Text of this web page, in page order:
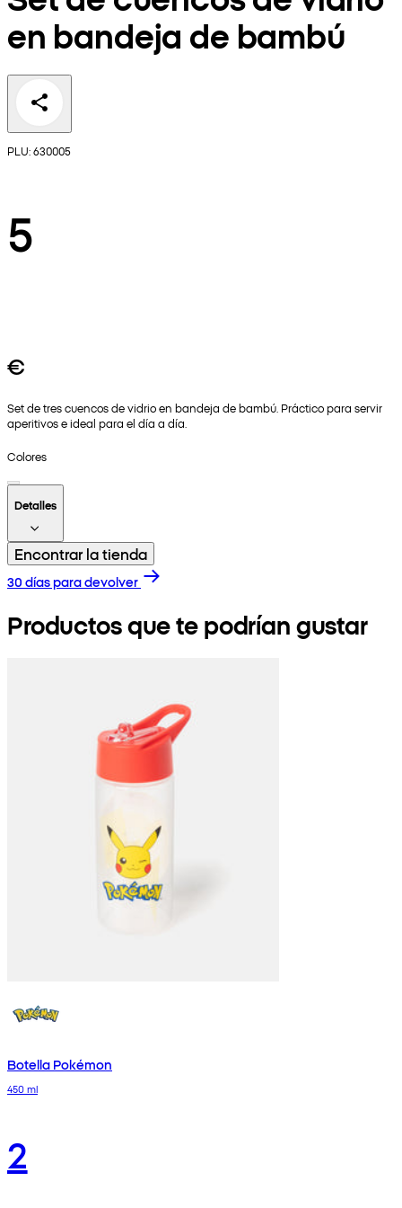
en bandeja de bambú
PLU: 630005
5
€
Set de tres cuencos de vidrio en bandeja de bambú. Práctico para servir
aperitivos e ideal para el día a día.
Colores
Detalles
Encontrar la tienda
30 días para devolver
Productos que te podrían gustar
Botella Pokémon
450 ml
2